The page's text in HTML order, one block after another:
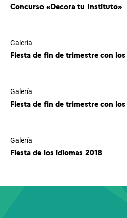
Concurso «Decora tu Instituto»
Galería
Fiesta de fin de trimestre con
Galería
Fiesta de fin de trimestre con
Galería
Fiesta de los idiomas 2018